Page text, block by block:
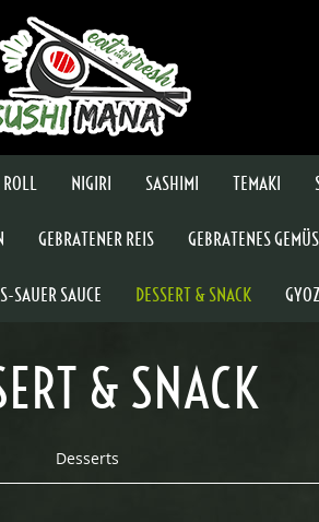
NIGIRI SASHIMI TEMAKI
GEBRATENER REIS GEBRATENES
SAUER SAUCE DESSERT & SNACK
& SNACK
Desserts